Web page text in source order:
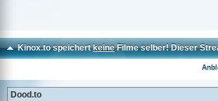
Kinox.to speichertkeineFilme selber! Dieser
Dood.to